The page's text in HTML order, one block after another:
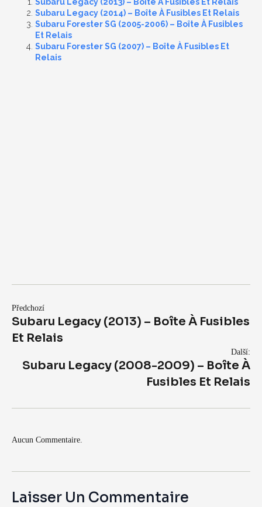
Subaru Legacy (2014) – Boîte À Fusibles Et Relais
Subaru Forester SG (2005-2006) – Boîte À Fusibles
Et Relais
Subaru Forester SG (2007) – Boîte À Fusibles Et
Relais
Předchozí
Subaru Legacy (2013) – Boîte À Fusibles
Et Relais
Další:
Subaru Legacy (2008-2009) – Boîte À
Fusibles Et Relais
Aucun Commentaire.
Laisser Un Commentaire